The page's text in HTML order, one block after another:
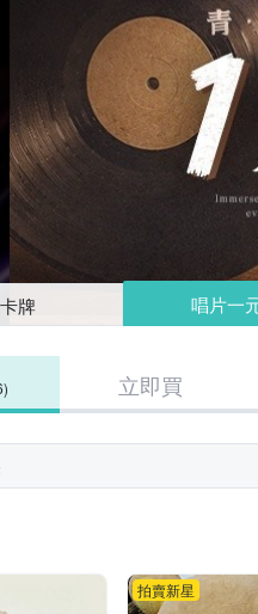
牌 唱片一
立即買
拍賣新星